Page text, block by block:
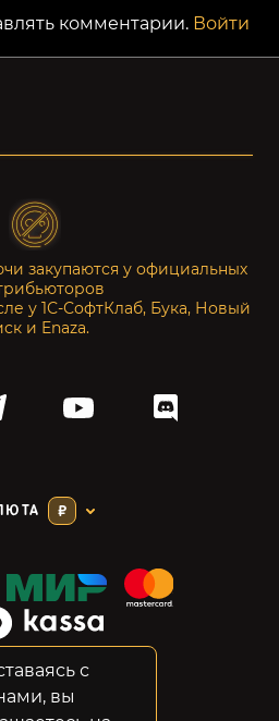
комментарии. Войти
закупаются у официальных
у 1С-СофтКлаб, Бука, Новый
и Enaza.
₽
с
вы